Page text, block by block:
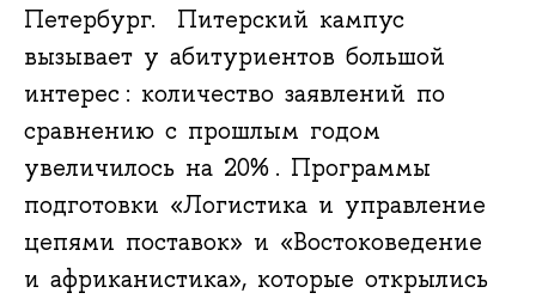
Петербург. Питерский кампус
вызывает у абитуриентов большой
интерес : количество заявлений по
сравнению с прошлым годом
увеличилось на 20% . Программы
подготовки «Логистика и управление
цепями поставок» и «Востоковедение
и африканистика», которые открылись